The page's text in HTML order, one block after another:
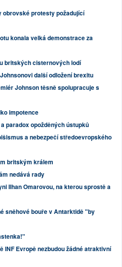
obrovské protesty požadující
konala velká demonstrace za
britských cisternových lodí
další odložení brexitu
Johnson těsně spolupracuje s
impotence
a paradox opožděných ústupků
a nebezpečí středoevropského
britským králem
nedává rady
Ilhan Omarovou, na kterou sprostě a
sněhové bouře v Antarktidě "by
INF Evropě nezbudou žádné atraktivní